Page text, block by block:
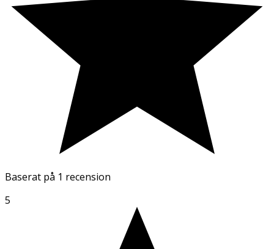
Baserat på 1 recension
5